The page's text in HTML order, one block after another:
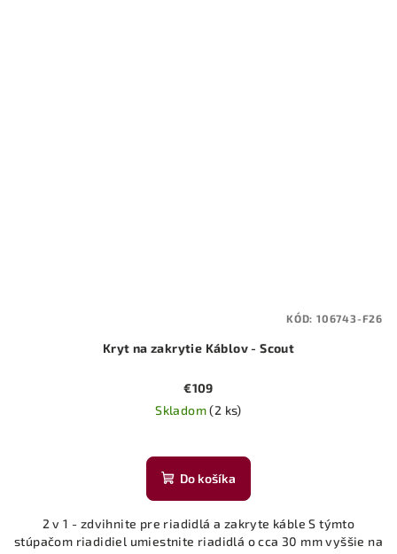
Kryt na zakrytie Káblov - Scout
€109
Skladom(2 ks)
Do košíka
2 v 1 - zdvihnite pre riadidlá a zakryte káble S týmto
stúpačom riadidiel umiestnite riadidlá o cca 30 mm vyššie na
KÓD: 106743-F26